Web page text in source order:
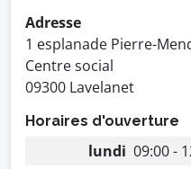
Adresse
1 esplanade Pierre-
Centre social
09300 Lavelanet
Horaires d'ouverture
lundi 09:00 -